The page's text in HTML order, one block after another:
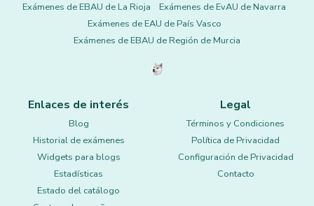
Exámenes de EBAU de La Rioja
Exámenes de EvAU de Navarra
Exámenes de EAU de País Vasco
Exámenes de EBAU de Región de Murcia
Enlaces de interés
Blog
Historial de exámenes
Widgets para blogs
Estadísticas
Estado del catálogo
Legal
Términos y Condiciones
Política de Privacidad
Configuración de Privacidad
Contacto